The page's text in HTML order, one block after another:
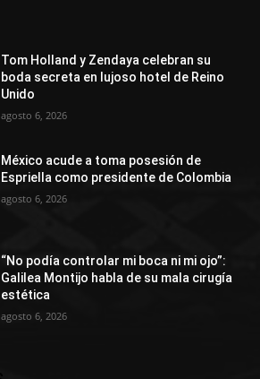
Tom Holland y Zendaya celebran su
boda secreta en lujoso hotel de Reino
Unido
agosto 6, 2026
México acude a toma posesión de
Espriella como presidente de Colombia
agosto 6, 2026
“No podía controlar mi boca ni mi ojo”:
Galilea Montijo habla de su mala cirugía
estética
agosto 6, 2026